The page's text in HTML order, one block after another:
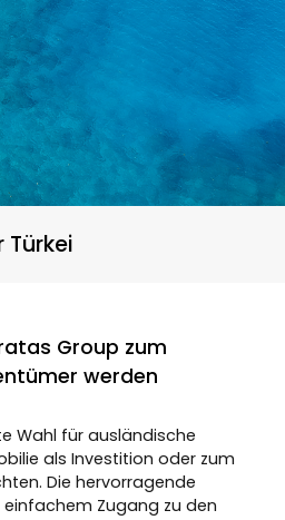
Türkei
Group zum
werden
Wahl für ausländische
als Investition oder zum
Die hervorragende
Zugang zu den